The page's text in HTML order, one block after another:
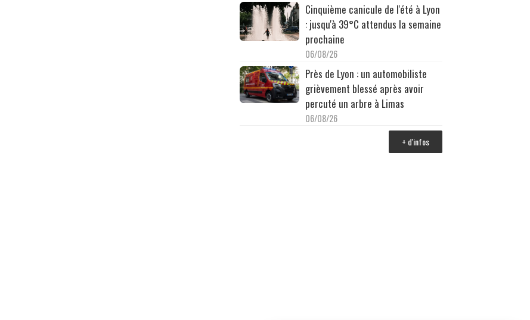
Cinquième canicule de l'été à Lyon
: jusqu'à 39°C attendus la semaine
prochaine
06/08/26
Près de Lyon : un automobiliste
grièvement blessé après avoir
percuté un arbre à Limas
06/08/26
+ d'infos